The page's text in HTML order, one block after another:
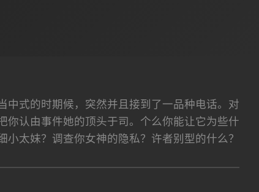
中式的时期候，突然并且接到了一品种电话。对
你认由事件她的顶头于司。个么你能让它为些什
小太妹？调查你女神的隐私？许者别型的什么？